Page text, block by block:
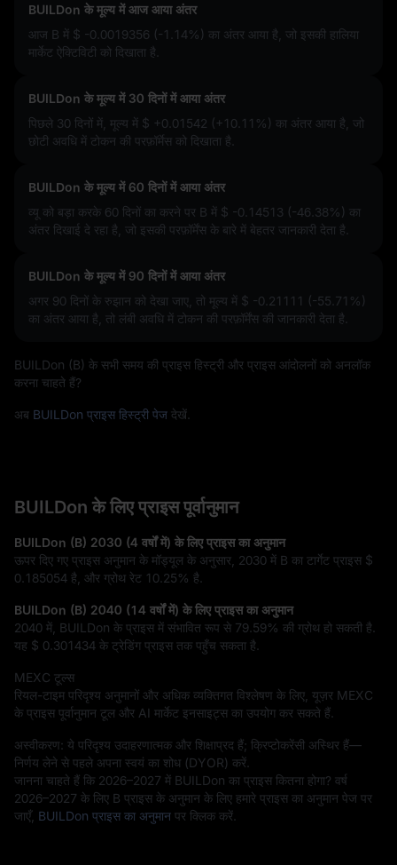
BUILDon के मूल्य में आज आया अंतर
आज B में $ -0.0019356 (-1.14%) का अंतर आया है, जो इसकी हालिया
मार्केट ऐक्टिविटी को दिखाता है.
BUILDon के मूल्य में 30 दिनों में आया अंतर
पिछले 30 दिनों में, मूल्य में $ +0.01542 (+10.11%) का अंतर आया है, जो
छोटी अवधि में टोकन की परफ़ॉर्मेस को दिखाता है.
BUILDon के मूल्य में 60 दिनों में आया अंतर
व्यू को बड़ा करके 60 दिनों का करने पर B में $ -0.14513 (-46.38%) का
अंतर दिखाई दे रहा है, जो इसकी परफ़ॉर्मेंस के बारे में बेहतर जानकारी देता है.
BUILDon के मूल्य में 90 दिनों में आया अंतर
अगर 90 दिनों के रुझान को देखा जाए, तो मूल्य में $ -0.21111 (-55.71%)
का अंतर आया है, तो लंबी अवधि में टोकन की परफ़ॉर्मेंस की जानकारी देता है.
BUILDon (B) के सभी समय की प्राइस हिस्ट्री और प्राइस आंदोलनों को अनलॉक
करना चाहते हैं?
अब BUILDon प्राइस हिस्ट्री पेज देखें.
BUILDon के लिए प्राइस पूर्वानुमान
BUILDon (B) 2030 (4 वर्षों में) के लिए प्राइस का अनुमान
ऊपर दिए गए प्राइस अनुमान के मॉड्यूल के अनुसार, 2030 में B का टार्गेट प्राइस $
0.185054 है, और ग्रोथ रेट 10.25% है.
BUILDon (B) 2040 (14 वर्षों में) के लिए प्राइस का अनुमान
2040 में, BUILDon के प्राइस में संभावित रूप से 79.59% की ग्रोथ हो सकती है.
यह $ 0.301434 के ट्रेडिंग प्राइस तक पहुँच सकता है.
MEXC टूल्स
रियल-टाइम परिदृश्य अनुमानों और अधिक व्यक्तिगत विश्लेषण के लिए, यूज़र MEXC
के प्राइस पूर्वानुमान टूल और AI मार्केट इनसाइट्स का उपयोग कर सकते हैं.
अस्वीकरण: ये परिदृश्य उदाहरणात्मक और शिक्षाप्रद हैं; क्रिप्टोकरेंसी अस्थिर हैं—
निर्णय लेने से पहले अपना स्वयं का शोध (DYOR) करें.
जानना चाहते हैं कि 2026–2027 में BUILDon का प्राइस कितना होगा? वर्ष
2026–2027 के लिए B प्राइस के अनुमान के लिए हमारे प्राइस का अनुमान पेज पर
जाएँ, BUILDon प्राइस का अनुमान पर क्लिक करें.